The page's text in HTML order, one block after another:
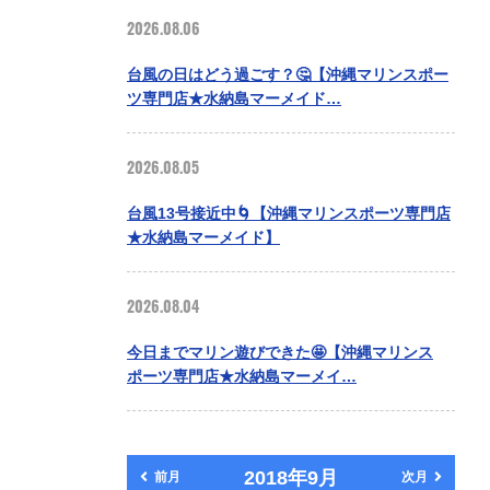
2026.08.06
台風の日はどう過ごす？🤔【沖縄マリンスポー
ツ専門店★水納島マーメイド…
2026.08.05
台風13号接近中🌀【沖縄マリンスポーツ専門店
★水納島マーメイド】
2026.08.04
今日までマリン遊びできた🤩【沖縄マリンス
ポーツ専門店★水納島マーメイ…
前月 2018年9月 次月